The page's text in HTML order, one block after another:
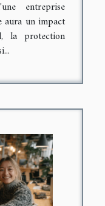
entreprise
aura un impact
la protection